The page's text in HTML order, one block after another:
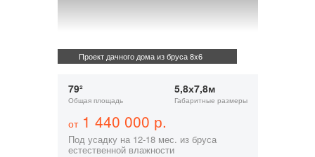
Проект дачного дома из бруса 8x6
79²
Общая площадь
5,8х7,8м
Габаритные размеры
от1 440 000 р.
Под усадку на 12-18 мес. из бруса
естественной влажности